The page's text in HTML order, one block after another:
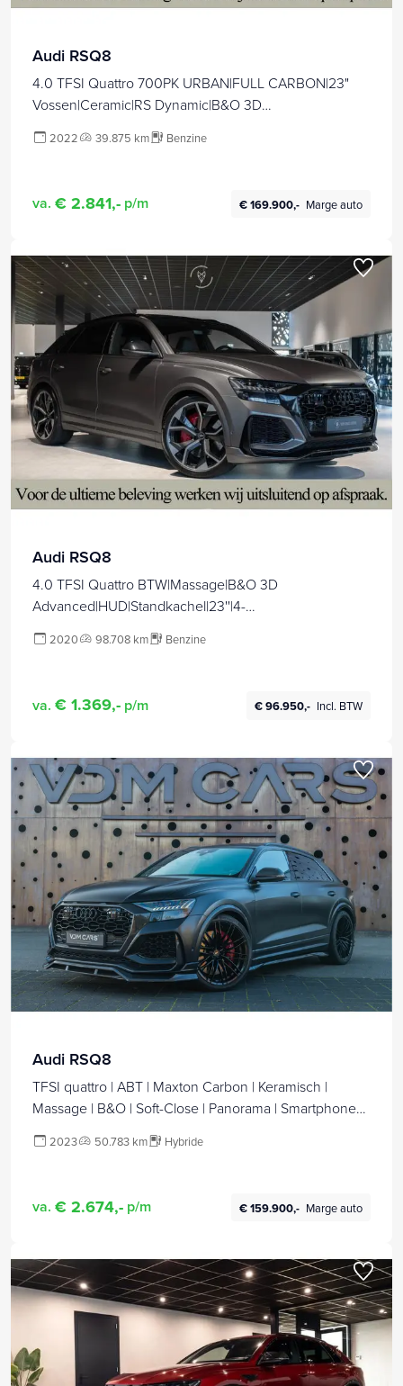
Audi RSQ8
4.0 TFSI Quattro 700PK URBAN|FULL CARBON|23"
Vossen|Ceramic|RS Dynamic|B&O 3D
kachel|360°
2022 39.875 km Benzine
va. € 2.841,- p/m € 169.900,- Marge auto
Audi RSQ8
4.0 TFSI Quattro BTW|Massage|B&O 3D
Advanced|HUD|Standkachel|23''|4-
2020 98.708 km Benzine
va. € 1.369,- p/m € 96.950,- Incl. BTW
Audi RSQ8
TFSI quattro | ABT | Maxton Carbon | Keramisch |
Massage | B&O | Soft-Close | Panorama | Smartphone
2023 50.783 km Hybride
va. € 2.674,- p/m € 159.900,- Marge auto